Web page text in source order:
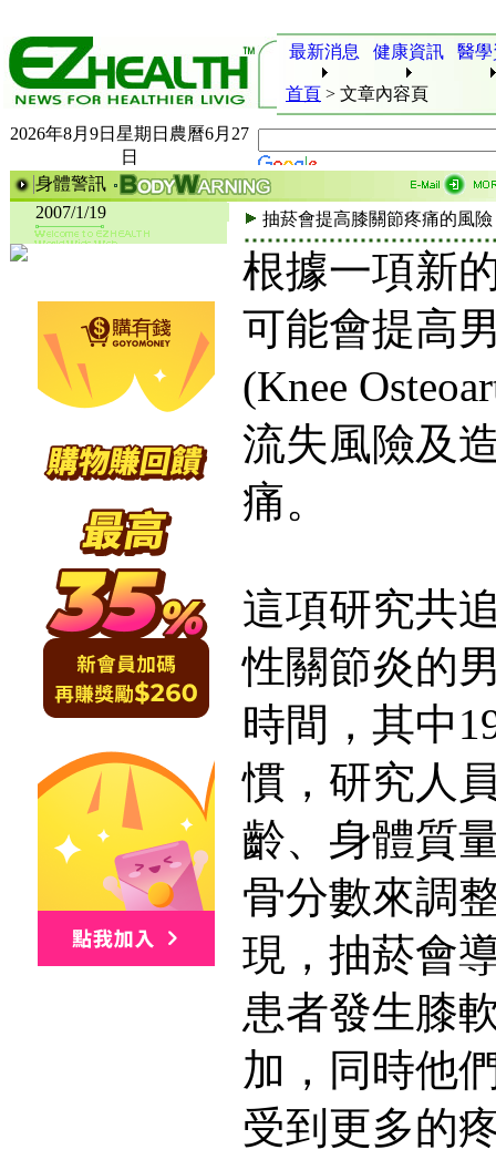
最新消息 健康資訊 醫
首頁 > 文章內容頁
2026年8月9日星期日農曆6月27
日
身體警訊
2007/1/19
抽菸會提高膝關節疼痛的風險
根據一項新
可能會提高
(Knee
流失風險及
痛。
這項研究共
性關節炎的
時間，其中
慣，研究人
齡、身體質
骨分數來調
現，抽菸會
患者發生膝
加，同時他
受到更多的